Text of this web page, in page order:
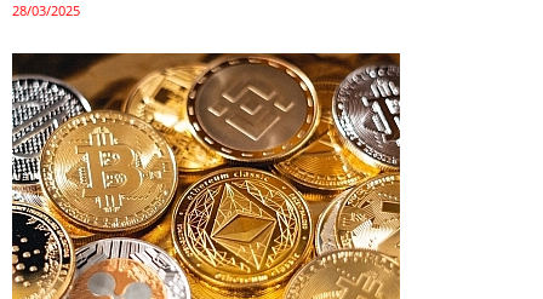
28/03/2025